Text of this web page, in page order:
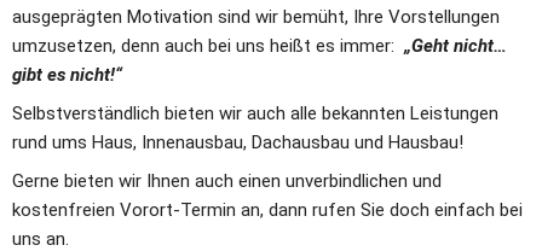
ausgeprägten Motivation sind wir bemüht, Ihre Vorstellungen
umzusetzen, denn auch bei uns heißt es immer: „Geht nicht…
gibt es nicht!“
Selbstverständlich bieten wir auch alle bekannten Leistungen
rund ums Haus, Innenausbau, Dachausbau und Hausbau!
Gerne bieten wir Ihnen auch einen unverbindlichen und
kostenfreien Vorort-Termin an, dann rufen Sie doch einfach bei
uns an.